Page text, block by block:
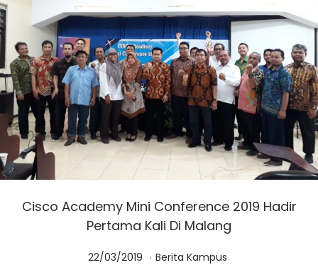
Cisco Academy Mini Conference 2019 Hadir
Pertama Kali Di Malang
Posted on
22/03/2019 . Posted in
Berita Kampus